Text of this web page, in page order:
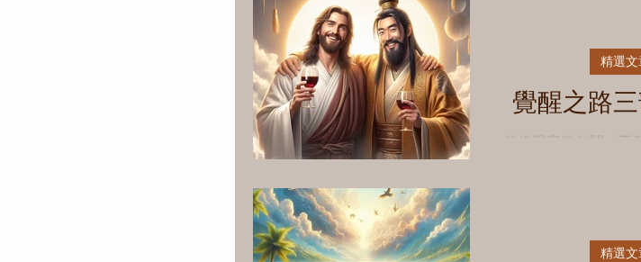
覺醒之路三
信仰跟宗教無關，不
耶穌與呂仙祖是麻
精選文
精選文